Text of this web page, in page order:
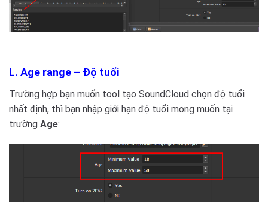
L. Age range – Độ tuổi
Trường hợp bạn muốn tool tạo SoundCloud chọn độ tuổi
nhất định, thì bạn nhập giới hạn độ tuổi mong muốn tại
trường Age: